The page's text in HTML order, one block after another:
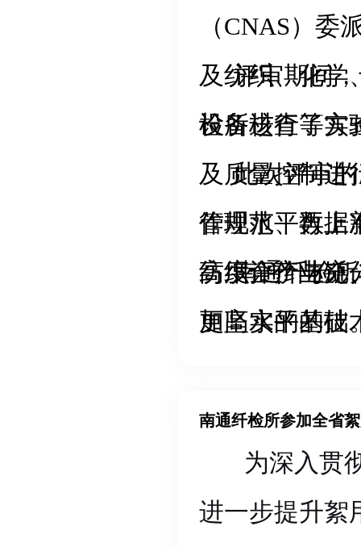
（CNAS）委
及纺织、化学
检所进行了实
评审期间
设备核查等方
及质量控制进
作规范、数据
高度评价与充
此次评审
管理水平再上
纺织全产业链
加坚实的基础
南通纤检
更高水平的技
南通纤检所参加全省
为深入贯彻
进一步提升絮